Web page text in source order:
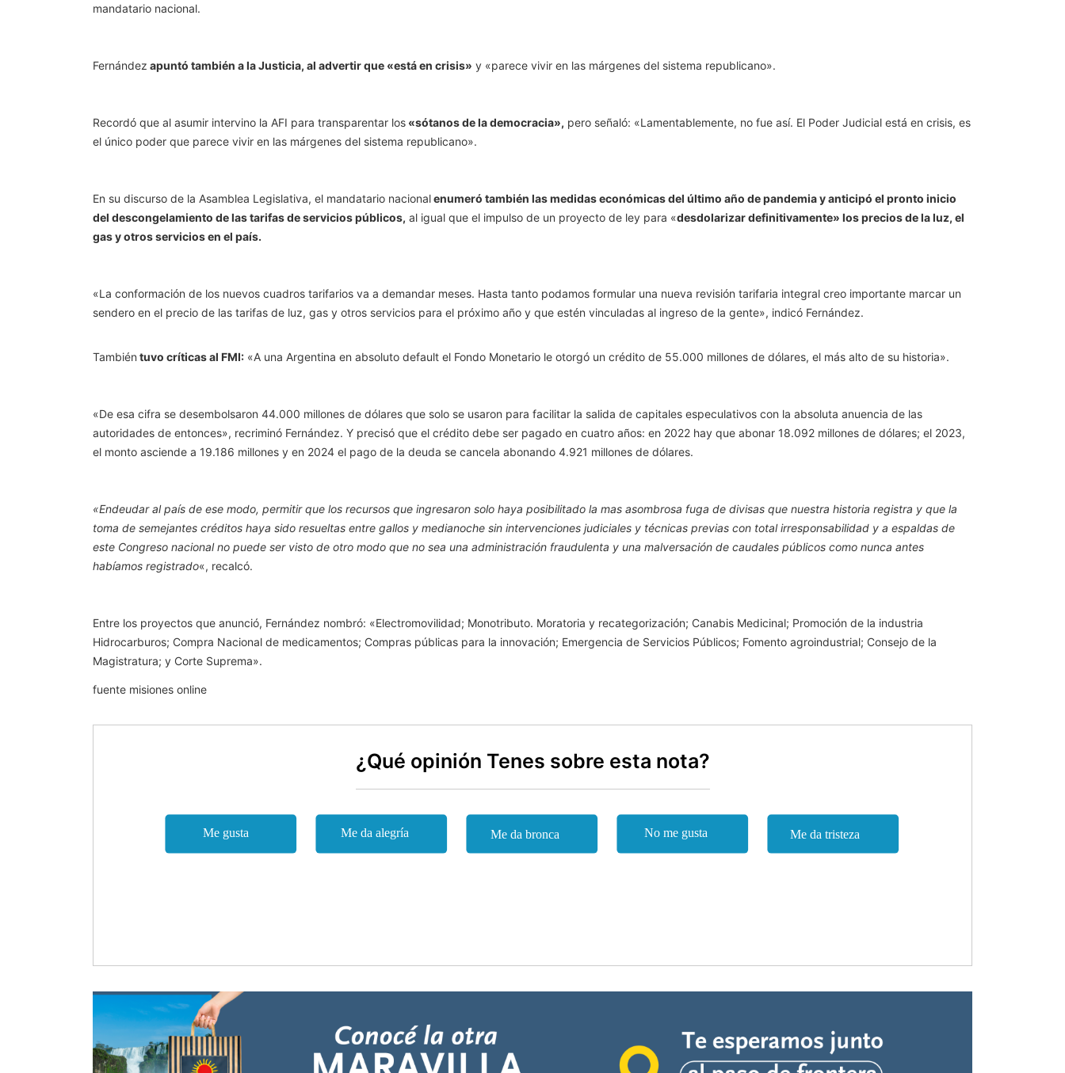
mandatario nacional.
Fernández apuntó también a la Justicia, al advertir que «está en crisis» y «parece vivir en las márgenes del sistema republicano».
Recordó que al asumir intervino la AFI para transparentar los «sótanos de la democracia», pero señaló: «Lamentablemente, no fue así. El Poder Judicial está en crisis, es
el único poder que parece vivir en las márgenes del sistema republicano».
En su discurso de la Asamblea Legislativa, el mandatario nacionalenumeró también las medidas económicas del último año de pandemia y anticipó el pronto inicio
del descongelamiento de las tarifas de servicios públicos, al igual que el impulso de un proyecto de ley para «desdolarizar definitivamente» los precios de la luz, el
gas y otros servicios en el país.
«La conformación de los nuevos cuadros tarifarios va a demandar meses. Hasta tanto podamos formular una nueva revisión tarifaria integral creo importante marcar un
sendero en el precio de las tarifas de luz, gas y otros servicios para el próximo año y que estén vinculadas al ingreso de la gente», indicó Fernández.
También tuvo críticas al FMI: «A una Argentina en absoluto default el Fondo Monetario le otorgó un crédito de 55.000 millones de dólares, el más alto de su historia».
«De esa cifra se desembolsaron 44.000 millones de dólares que solo se usaron para facilitar la salida de capitales especulativos con la absoluta anuencia de las
autoridades de entonces», recriminó Fernández. Y precisó que el crédito debe ser pagado en cuatro años: en 2022 hay que abonar 18.092 millones de dólares; el 2023,
el monto asciende a 19.186 millones y en 2024 el pago de la deuda se cancela abonando 4.921 millones de dólares.
«Endeudar al país de ese modo, permitir que los recursos que ingresaron solo haya posibilitado la mas asombrosa fuga de divisas que nuestra historia registra y que la
toma de semejantes créditos haya sido resueltas entre gallos y medianoche sin intervenciones judiciales y técnicas previas con total irresponsabilidad y a espaldas de
este Congreso nacional no puede ser visto de otro modo que no sea una administración fraudulenta y una malversación de caudales públicos como nunca antes
habíamos registrado«, recalcó.
Entre los proyectos que anunció, Fernández nombró: «Electromovilidad; Monotributo. Moratoria y recategorización; Canabis Medicinal; Promoción de la industria
Hidrocarburos; Compra Nacional de medicamentos; Compras públicas para la innovación; Emergencia de Servicios Públicos; Fomento agroindustrial; Consejo de la
Magistratura; y Corte Suprema».
fuente misiones online
¿Qué opinión Tenes sobre esta nota?